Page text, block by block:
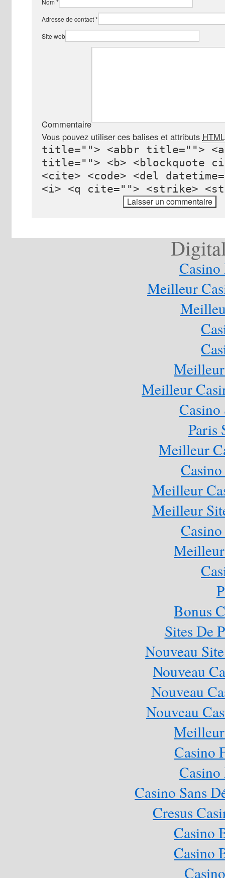
Nom *
Adresse de contact *
Site web
Commentaire
Vous pouvez utiliser ces balises et attributs HTML
title=""> <abbr title="">
title=""> <b> <blockquote
<cite> <code> <del
<i> <q cite=""> <strike>
Meilleur
Meilleur
Casino
Paris
Meilleur
Meilleur
Meilleur
Bonus
Sites De
Nouveau
Nouveau
Nouveau
Nouveau
Casino
Casino Sans
Cresus
Casino
Casino